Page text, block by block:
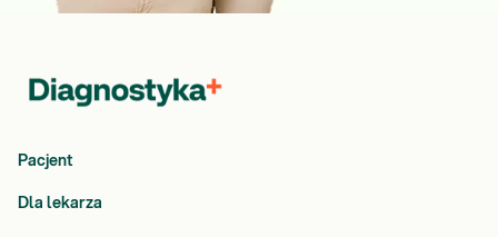
Pacjent
Dla lekarza